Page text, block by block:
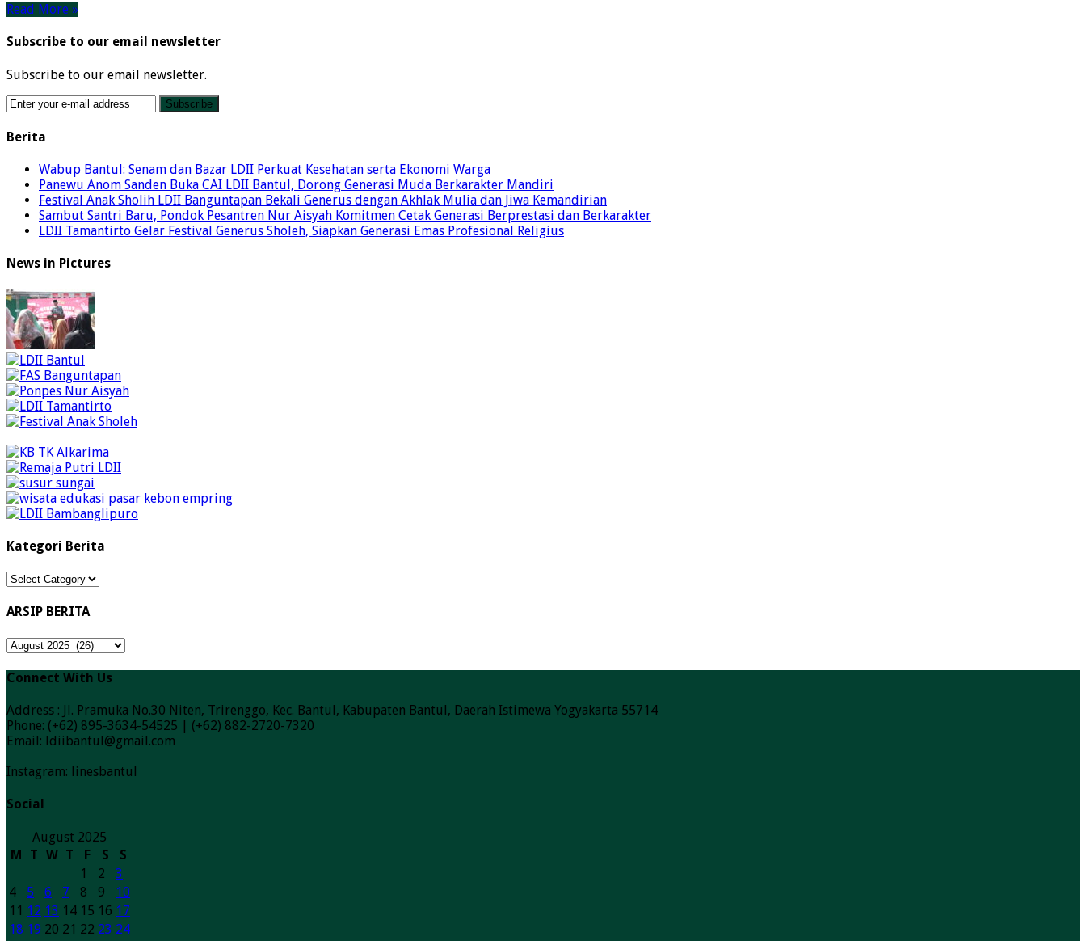
Read More »
Subscribe to our email newsletter
Subscribe to our email newsletter.
Berita
Wabup Bantul: Senam dan Bazar LDII Perkuat Kesehatan serta Ekonomi Warga
Panewu Anom Sanden Buka CAI LDII Bantul, Dorong Generasi Muda Berkarakter Mandiri
Festival Anak Sholih LDII Banguntapan Bekali Generus dengan Akhlak Mulia dan Jiwa Kemandirian
Sambut Santri Baru, Pondok Pesantren Nur Aisyah Komitmen Cetak Generasi Berprestasi dan Berkarakter
LDII Tamantirto Gelar Festival Generus Sholeh, Siapkan Generasi Emas Profesional Religius
News in Pictures
Kategori Berita
Kategori
ARSIP BERITA
ARSIP
Connect With Us
Address : Jl. Pramuka No.30 Niten, Trirenggo, Kec. Bantul, Kabupaten Bantul, Daerah Istimewa Yogyakarta 55714
Phone: (+62) 895-3634-54525 | (+62) 882-2720-7320
Email: ldiibantul@gmail.com
Instagram: linesbantul
Social
August 2025
M
T W T F S
S
1
2
3
4
5 6 7 8 9
10
11 12 13 14 15 16 17
18 19 20 21 22 23 24